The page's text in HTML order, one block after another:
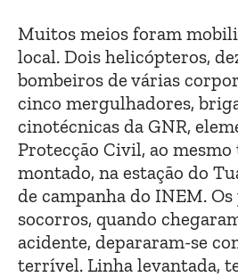
Muitos meios foram
local. Dois helicópteros,
bombeiros de várias
cinco mergulhadores,
cinotécnicas da GNR,
Protecção Civil, ao
montado, na estação do
de campanha do INEM.
socorros, quando
acidente, depararam-se
terrível. Linha levantada,